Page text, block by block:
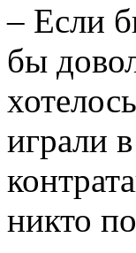
– Если
бы
играли
никто